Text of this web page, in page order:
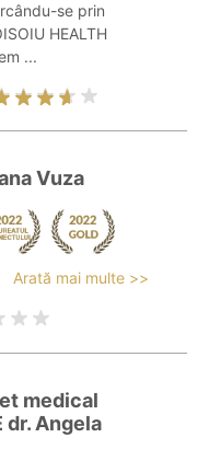
se prin
HEALTH
...
Vuza
Arată mai multe >>
medical
dr. Angela